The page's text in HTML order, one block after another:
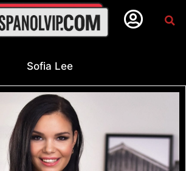
Sofia Lee